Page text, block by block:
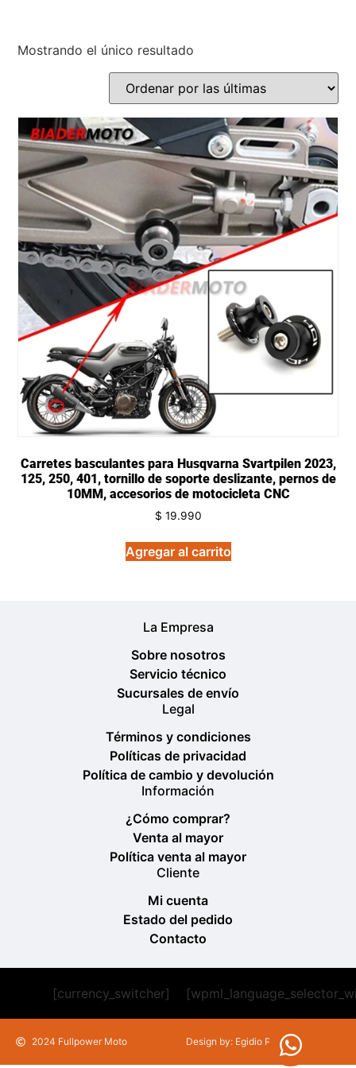
Mostrando el único resultado
Carretes basculantes para Husqvarna Svartpilen 2023,
125, 250, 401, tornillo de soporte deslizante, pernos de
10MM, accesorios de motocicleta CNC
$ 19.990
Agregar al carrito
La Empresa
Sobre nosotros
Servicio técnico
Sucursales de envío
Legal
Términos y condiciones
Políticas de privacidad
Política de cambio y devolución
Información
¿Cómo comprar?
Venta al mayor
Política venta al mayor
Cliente
Mi cuenta
Estado del pedido
Contacto
[currency_switcher]
2024 Fullpower Moto Design by: Egidio Romeu